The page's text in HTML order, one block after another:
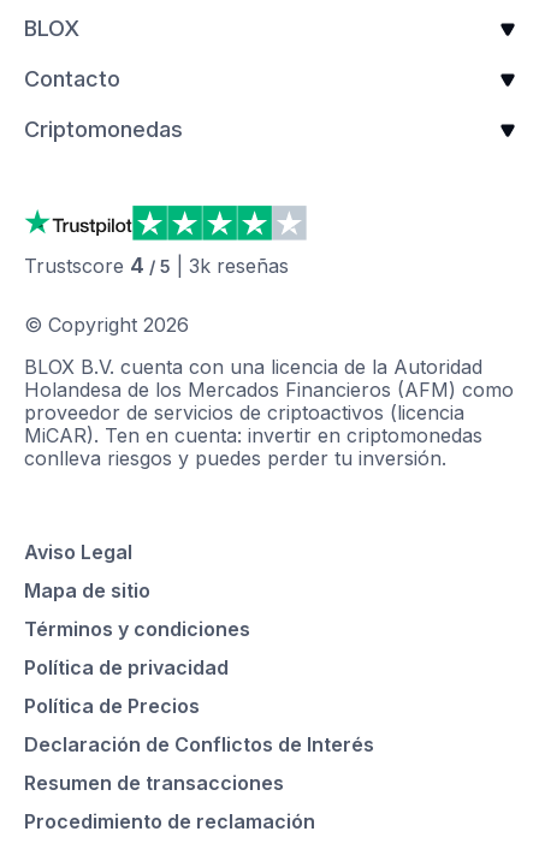
BLOX
Contacto
Criptomonedas
Trustscore 4 / 5 3k reseñas
© Copyright 2026
BLOX B.V. cuenta con una licencia de la Autoridad
Holandesa de los Mercados Financieros (AFM) como
proveedor de servicios de criptoactivos (licencia
MiCAR). Ten en cuenta: invertir en criptomonedas
conlleva riesgos y puedes perder tu inversión.
Aviso Legal
Mapa de sitio
Términos y condiciones
Política de privacidad
Política de Precios
Declaración de Conflictos de Interés
Resumen de transacciones
Procedimiento de reclamación